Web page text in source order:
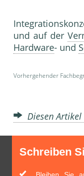
und auf der
Hardware- und
Vorhergehender
Diesen
Schreiben